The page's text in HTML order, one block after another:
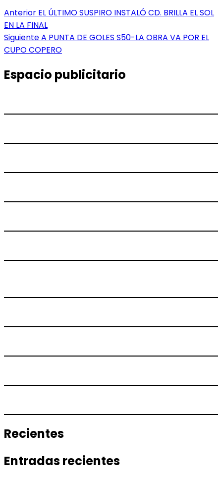
Navegación
de
entradas
Anterior Entrada
anterior:
EL ÚLTIMO SUSPIRO INSTALÓ CD. BRILLA EL SOL
EN LA FINAL
SiguienteEntrada
siguiente:
A PUNTA DE GOLES S50-LA OBRA VA POR EL
CUPO COPERO
Espacio publicitario
Recientes
Entradas recientes